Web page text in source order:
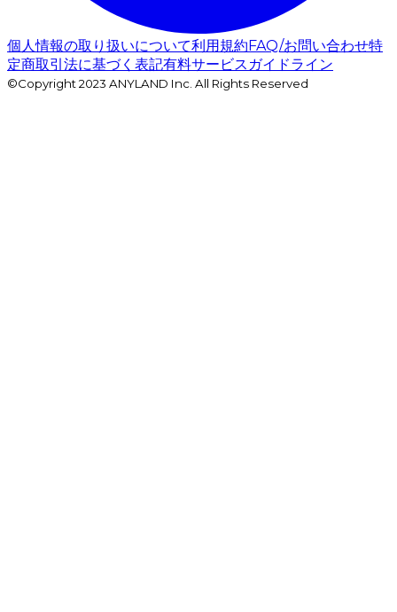
個人情報の取り扱いについて利用規約FAQ/お問い合わせ特
定商取引法に基づく表記有料サービスガイドライン
©Copyright 2023 ANYLAND Inc. All Rights Reserved